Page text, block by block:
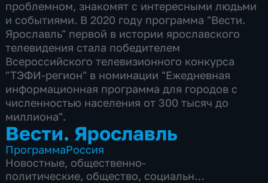
проблемном, знакомят с интересными людьми
и событиями. В 2020 году программа "Вести.
Ярославль" первой в истории ярославского
телевидения стала победителем
Всероссийского телевизионного конкурса
"ТЭФИ-регион" в номинации "Ежедневная
информационная программа для городов с
численностью населения от 300 тысяч до
миллиона".
Вести. Ярославль
ПрограммаРоссия
Новостные, общественно-
политические, общество, социально-